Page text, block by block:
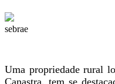
sebrae
Uma propriedade rural